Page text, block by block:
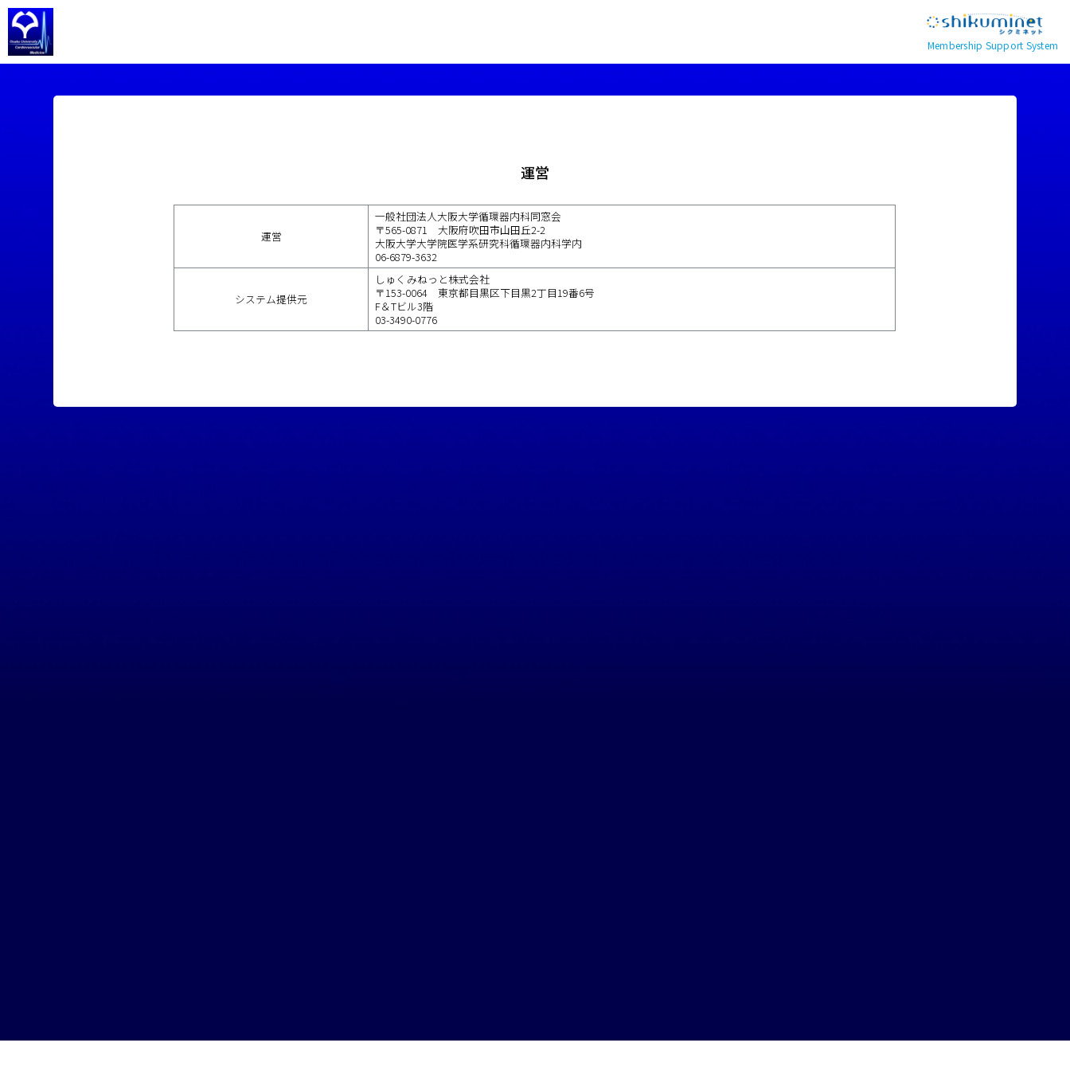
Membership Support System
運営
運営
一般社団法人大阪大学循環器内科同窓会
〒565-0871 大阪府吹田市山田丘2-2
大阪大学大学院医学系研究科循環器内科学内
06-6879-3632
システム提供元
しゅくみねっと株式会社
〒153-0064 東京都目黒区下目黒2丁目19番6号
F＆Tビル3階
03-3490-0776